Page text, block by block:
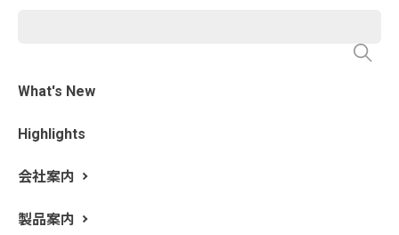
What's New
Highlights
会社案内
製品案内
製品群
製品
種類